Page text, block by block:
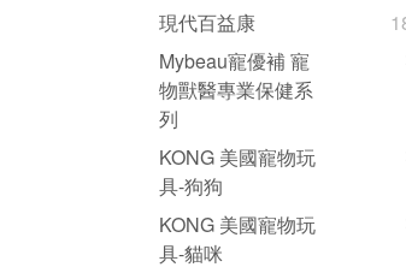
現代百益康
Mybeau寵優補 寵
物獸醫專業保健系
列
KONG 美國寵物玩
具-狗狗
KONG 美國寵物玩
具-貓咪